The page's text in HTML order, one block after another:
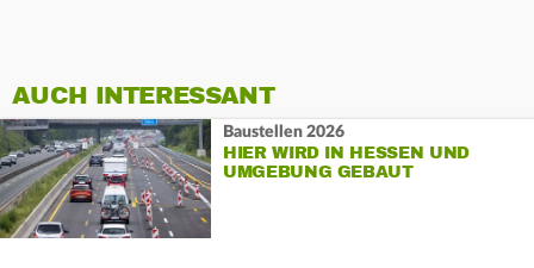
AUCH INTERESSANT
Baustellen 2026
HIER WIRD IN HESSEN UND
UMGEBUNG GEBAUT